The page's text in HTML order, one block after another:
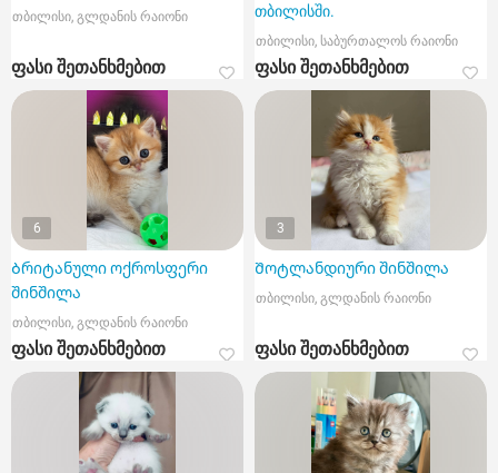
თბილისი, გლდანის რაიონი
ფასი შეთანხმებით
თბილისში.
თბილისი, საბურთალოს რაიონი
ფასი შეთანხმებით
6
Ბრიტანული ოქროსფერი
შინშილა
თბილისი, გლდანის რაიონი
ფასი შეთანხმებით
3
Შოტლანდიური შინშილა
თბილისი, გლდანის რაიონი
ფასი შეთანხმებით